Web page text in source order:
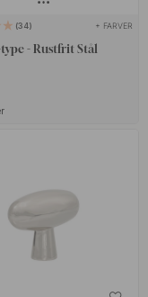
34 + FARVER
- Rustfrit Stål